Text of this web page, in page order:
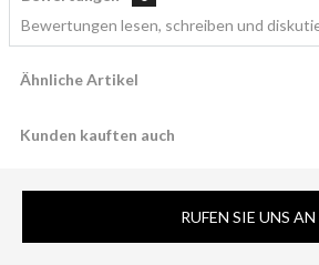
Bewertungen lesen, schreiben und
Ähnliche Artikel
Kunden kauften auch
RUFEN SIE UNS AN